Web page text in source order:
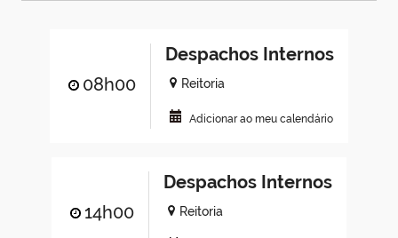
08h00
Despachos Internos
Reitoria
Adicionar ao meu calendário
14h00
Despachos Internos
Reitoria